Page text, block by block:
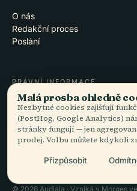
O nás
Redakční proces
Poslání
PRÁVNÍ INFORMACE
Soukromí
Podmínky
Nastavení cookies
Smazat účet
© 2026 Audiala · Vzniká v Morges
Malá prosba ohledně
Nezbytné cookies zajišťují
(PostHog, Google Analytics)
stránky fungují — jen
prodej. Volbu můžete kdykoli
Přizpůsobit